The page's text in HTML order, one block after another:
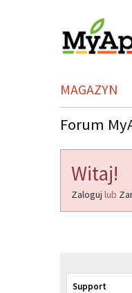
MAGAZYN
Forum
Witaj!
Zaloguj lub
Support